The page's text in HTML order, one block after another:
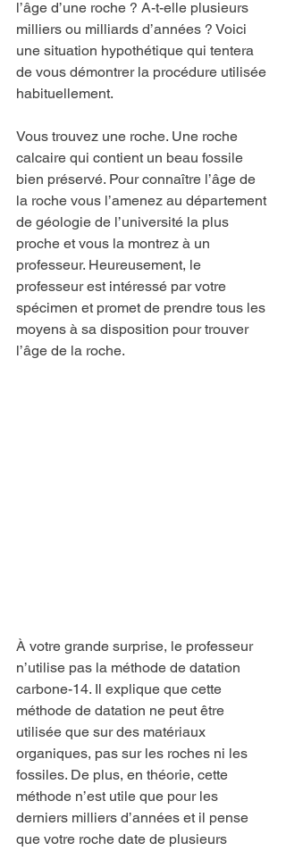
l’âge d’une roche ? A-t-elle plusieurs
milliers ou milliards d’années ? Voici
une situation hypothétique qui tentera
de vous démontrer la procédure utilisée
habituellement.
Vous trouvez une roche. Une roche
calcaire qui contient un beau fossile
bien préservé. Pour connaître l’âge de
la roche vous l’amenez au département
de géologie de l’université la plus
proche et vous la montrez à un
professeur. Heureusement, le
professeur est intéressé par votre
spécimen et promet de prendre tous les
moyens à sa disposition pour trouver
l’âge de la roche.
À votre grande surprise, le professeur
n’utilise pas la méthode de datation
carbone-14. Il explique que cette
méthode de datation ne peut être
utilisée que sur des matériaux
organiques, pas sur les roches ni les
fossiles. De plus, en théorie, cette
méthode n’est utile que pour les
derniers milliers d’années et il pense
que votre roche date de plusieurs